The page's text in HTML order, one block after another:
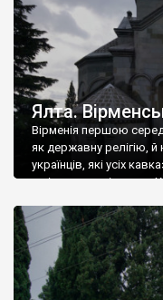
Ялта.
Вірменія першою
як державну релігію, й
українців, які усіх
є відданими вірянами